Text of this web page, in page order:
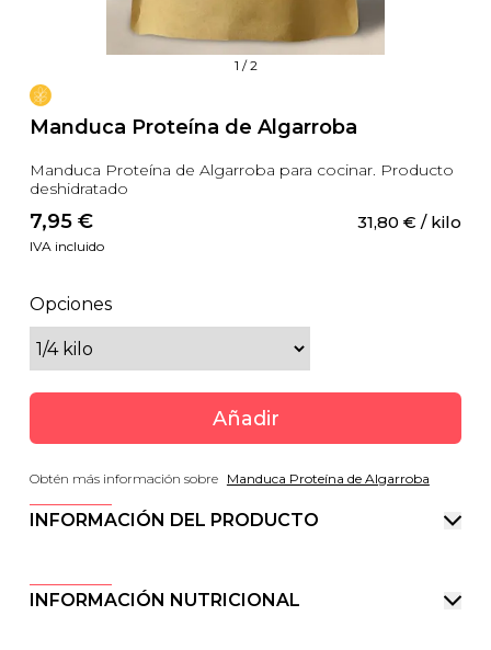
1 /2
Manduca Proteína de Algarroba
Manduca Proteína de Algarroba para cocinar. Producto
deshidratado
7,95 € 31,80 € / kilo
IVA incluido
Opciones
Añadir
Obtén más información sobre Manduca Proteína de Algarroba
INFORMACIÓN DEL PRODUCTO
INFORMACIÓN NUTRICIONAL